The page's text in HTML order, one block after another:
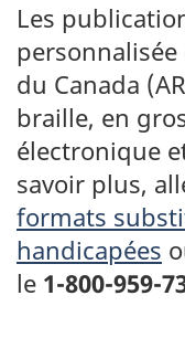
du
Les
du Canada
braille, en
électronique
savoir plus,
formats
handicapées
le 1-800-959-